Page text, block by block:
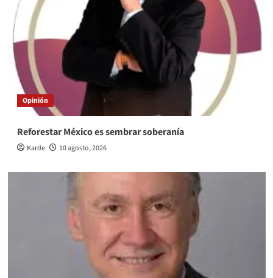
Opinión
Reforestar México es sembrar soberanía
Karde 10 agosto, 2026